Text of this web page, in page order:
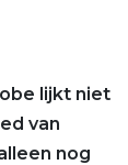
lijkt niet
van
nog